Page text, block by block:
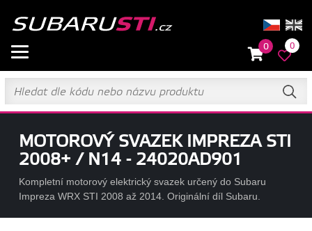
0 0
MOTOROVÝ SVAZEK IMPREZA STI
2008+ / N14 - 24020AD901
Kompletní motorový elektrický svazek určený do Subaru
Impreza WRX STI 2008 až 2014. Originální díl Subaru.